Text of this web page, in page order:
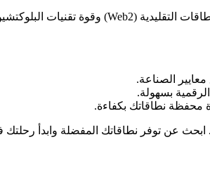
الصناعة.
بسهولة.
محفظة نطاقاتك بكفاءة.
عن توفر نطاقاتك المفضلة وابدأ رحلتك